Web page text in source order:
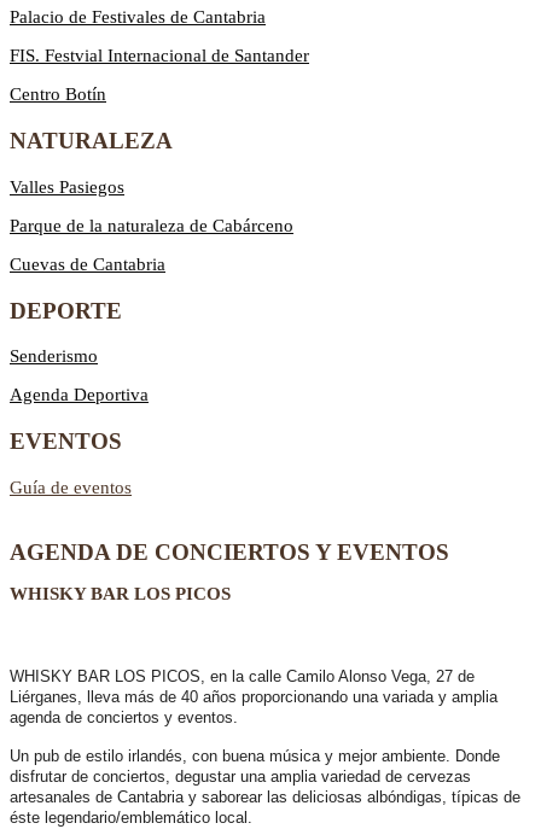
Palacio de Festivales de Cantabria
FIS. Festvial Internacional de Santander
Centro Botín
NATURALEZA
Valles Pasiegos
Parque de la naturaleza de Cabárceno
Cuevas de Cantabria
DEPORTE
Senderismo
Agenda Deportiva
EVENTOS
Guía de eventos
AGENDA DE CONCIERTOS Y EVENTOS
WHISKY BAR LOS PICOS
WHISKY BAR LOS PICOS, en la calle Camilo Alonso Vega, 27 de
Liérganes, lleva más de 40 años proporcionando una variada y amplia
agenda de conciertos y eventos.
Un pub de estilo irlandés, con buena música y mejor ambiente. Donde
disfrutar de conciertos, degustar una amplia variedad de cervezas
artesanales de Cantabria y saborear las deliciosas albóndigas, típicas de
éste legendario/emblemático local.